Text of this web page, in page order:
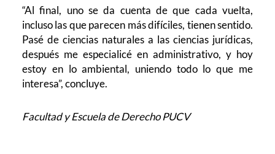
“Al final, uno se da cuenta de que cada vuelta,
incluso las que parecen más difíciles, tienen sentido.
Pasé de ciencias naturales a las ciencias jurídicas,
después me especialicé en administrativo, y hoy
estoy en lo ambiental, uniendo todo lo que me
interesa”, concluye.
Facultad y Escuela de Derecho PUCV